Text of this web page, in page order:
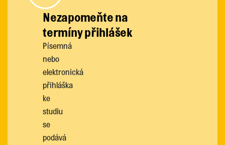
Nezapomeňte na
termíny přihlášek
Písemná
nebo
elektronická
přihláška
ke
studiu
se
podává